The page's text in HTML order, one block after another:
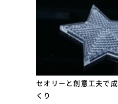
セオリーと創意工夫で
くり